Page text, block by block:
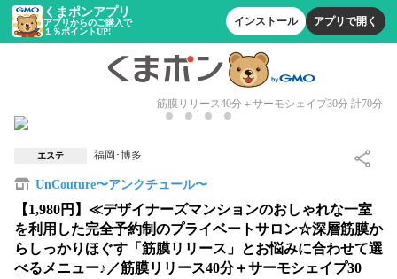
くまポンアプリ
アプリからのご購入で
１％ポイントUP!
インストール アプリで開く
筋膜リリース40分＋サーモシェイプ30分 計70分
エステ 福岡･博多
UnCouture〜アンクチュール〜
【1,980円】≪デザイナーズマンションのおしゃれな一室
を利用した完全予約制のプライベートサロン☆深層筋膜か
らしっかりほぐす「筋膜リリース」とお悩みに合わせて選
べるメニュー♪／筋膜リリース40分＋サーモシェイプ30